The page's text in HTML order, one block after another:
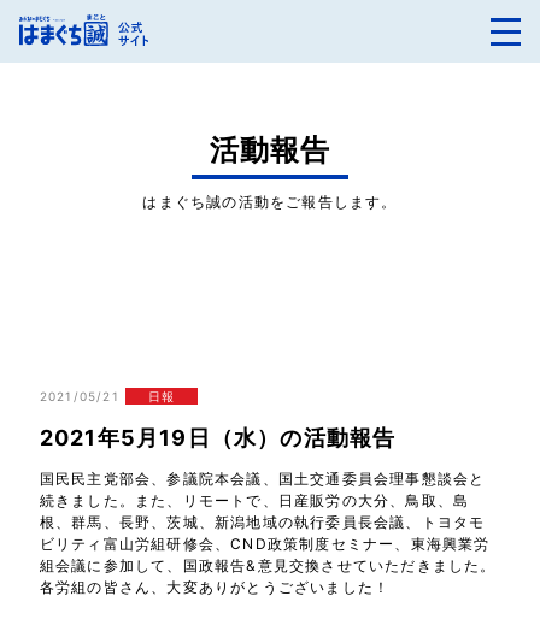
活動報告
はまぐち誠の活動をご報告します。
2021/05/21 日報
2021年5月19日（水）の活動報告
国民民主党部会、参議院本会議、国土交通委員会理事懇談会と
続きました。また、リモートで、日産販労の大分、鳥取、島
根、群馬、長野、茨城、新潟地域の執行委員長会議、トヨタモ
ビリティ富山労組研修会、CND政策制度セミナー、東海興業労
組会議に参加して、国政報告&意見交換させていただきました。
各労組の皆さん、大変ありがとうございました！